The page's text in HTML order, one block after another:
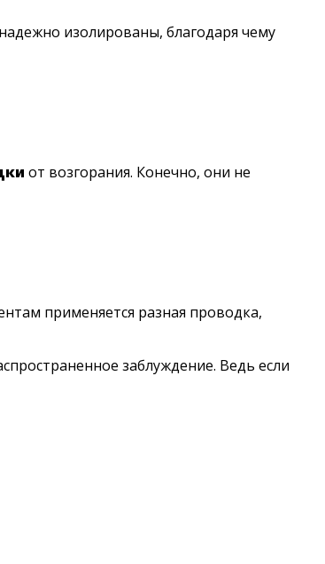
изолированы, благодаря чему
от возгорания. Конечно, они не
применяется разная проводка,
заблуждение. Ведь если